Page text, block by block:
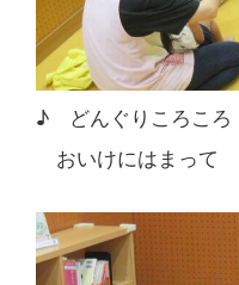
♪ どんぐりころこ
おいけにはまっ